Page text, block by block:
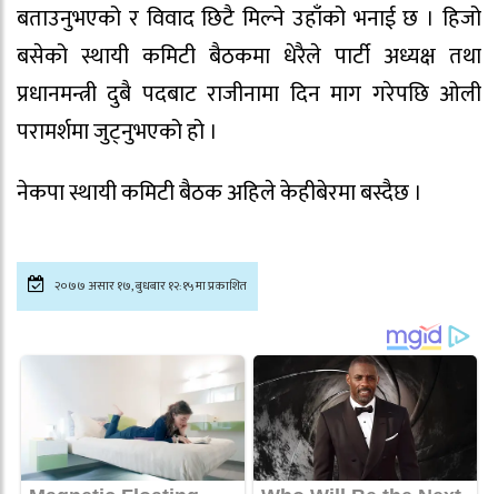
बताउनुभएको र विवाद छिटै मिल्ने उहाँको भनाई छ । हिजो
बसेको स्थायी कमिटी बैठकमा धेरैले पार्टी अध्यक्ष तथा
प्रधानमन्त्री दुबै पदबाट राजीनामा दिन माग गरेपछि ओली
परामर्शमा जुट्नुभएको हो ।
नेकपा स्थायी कमिटी बैठक अहिले केहीबेरमा बस्दैछ ।
२०७७ असार १७, बुधबार १२:१५मा प्रकाशित